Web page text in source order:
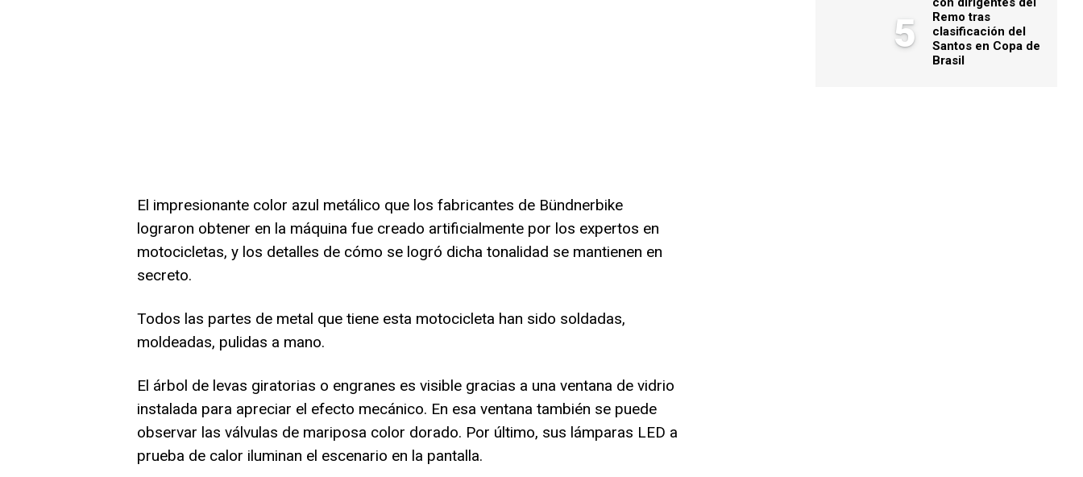
El impresionante color azul metálico que los fabricantes de Bündnerbike
lograron obtener en la máquina fue creado artificialmente por los expertos en
motocicletas, y los detalles de cómo se logró dicha tonalidad se mantienen en
secreto.
Todos las partes de metal que tiene esta motocicleta han sido soldadas,
moldeadas, pulidas a mano.
El árbol de levas giratorias o engranes es visible gracias a una ventana de vidrio
instalada para apreciar el efecto mecánico. En esa ventana también se puede
observar las válvulas de mariposa color dorado. Por último, sus lámparas LED a
prueba de calor iluminan el escenario en la pantalla.
5
Remo tras
clasificación del
Santos en Copa de
Brasil